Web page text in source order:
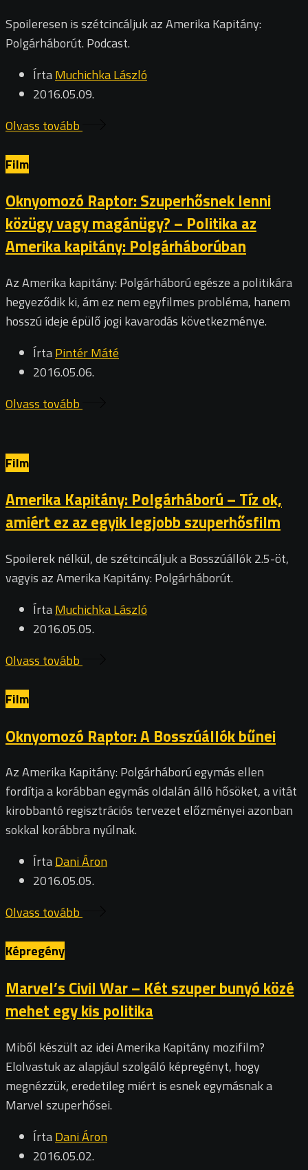
Spoileresen is szétcincáljuk az Amerika Kapitány:
Polgárháborút. Podcast.
ÍrtaMuchichka László
2016.05.09.
Olvass tovább
Film
Oknyomozó Raptor: Szuperhősnek lenni
közügy vagy magánügy? – Politika az
Amerika kapitány: Polgárháborúban
Az Amerika kapitány: Polgárháború egésze a politikára
hegyeződik ki, ám ez nem egyfilmes probléma, hanem
hosszú ideje épülő jogi kavarodás következménye.
ÍrtaPintér Máté
2016.05.06.
Olvass tovább
Film
Amerika Kapitány: Polgárháború – Tíz ok,
amiért ez az egyik legjobb szuperhősfilm
Spoilerek nélkül, de szétcincáljuk a Bosszúállók 2.5-öt,
vagyis az Amerika Kapitány: Polgárháborút.
ÍrtaMuchichka László
2016.05.05.
Olvass tovább
Film
Oknyomozó Raptor: A Bosszúállók bűnei
Az Amerika Kapitány: Polgárháború egymás ellen
fordítja a korábban egymás oldalán álló hősöket, a vitát
kirobbantó regisztrációs tervezet előzményei azonban
sokkal korábbra nyúlnak.
ÍrtaDani Áron
2016.05.05.
Olvass tovább
Képregény
Marvel’s Civil War – Két szuper bunyó közé
mehet egy kis politika
Miből készült az idei Amerika Kapitány mozifilm?
Elolvastuk az alapjául szolgáló képregényt, hogy
megnézzük, eredetileg miért is esnek egymásnak a
Marvel szuperhősei.
ÍrtaDani Áron
2016.05.02.